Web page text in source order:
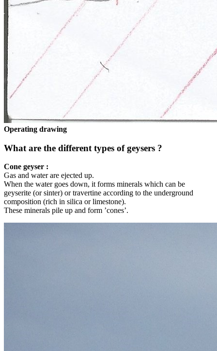
Operating drawing
What are the different types of geysers ?
Cone geyser :
Gas and water are ejected up.
When the water goes down, it forms minerals which can be
geyserite (or sinter) or travertine according to the underground
composition (rich in silica or limestone).
These minerals pile up and form ’cones’.